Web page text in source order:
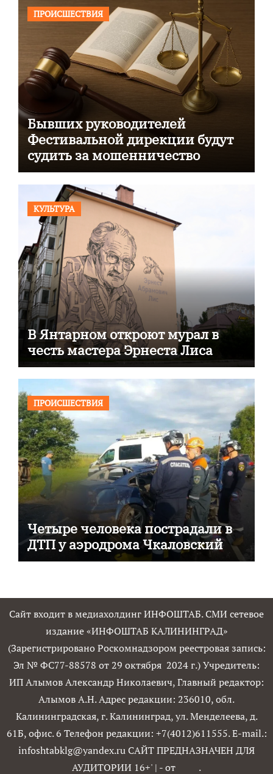
ПРОИСШЕСТВИЯ
Бывших руководителей
Фестивальной дирекции будут
судить за мошенничество
КУЛЬТУРА
В Янтарном откроют мурал в
честь мастера Эрнеста Лиса
ПРОИСШЕСТВИЯ
Четыре человека пострадали в
ДТП у аэродрома Чкаловский
Сайт входит в медиахолдинг ИНФОШТАБ. СМИ сетевое
издание «ИНФОШТАБ КАЛИНИНГРАД»
(Зарегистрировано Роскомнадзором реестровая запись:
Эл № ФС77-88578 от 29 октября 2024 г.) Учредитель:
ИП Алымов Александр Николаевич, Главный редактор:
Алымов А.Н. Адрес редакции: 236010, обл.
Калининградская, г. Калининград, ул. Менделеева, д.
61Б, офис. 6 Телефон редакции: +7(4012)611555. E-mail.:
infoshtabklg@yandex.ru САЙТ ПРЕДНАЗНАЧЕН ДЛЯ
АУДИТОРИИ 16+' | - от .